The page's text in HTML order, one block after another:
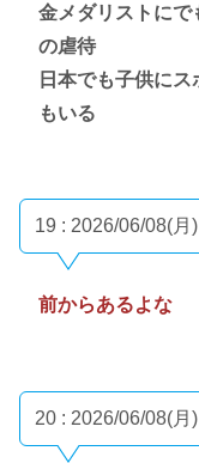
金メダリストにで
の虐待
日本でも子供に
もいる
19 : 2026/06/08(月
前からあるよな
20 : 2026/06/08(月